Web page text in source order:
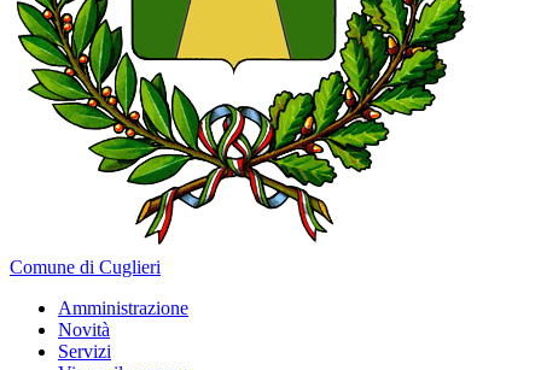
Comune di Cuglieri
Amministrazione
Novità
Servizi